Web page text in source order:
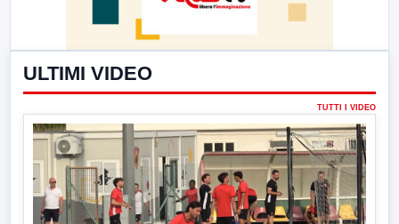
ULTIMI VIDEO
TUTTI I VIDEO